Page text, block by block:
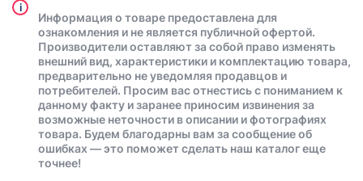
i
Информация о товаре предоставлена для
ознакомления и не является публичной офертой.
Производители оставляют за собой право изменять
внешний вид, характеристики и комплектацию товара,
предварительно не уведомляя продавцов и
потребителей. Просим вас отнестись с пониманием к
данному факту и заранее приносим извинения за
возможные неточности в описании и фотографиях
товара. Будем благодарны вам за сообщение об
ошибках — это поможет сделать наш каталог еще
точнее!